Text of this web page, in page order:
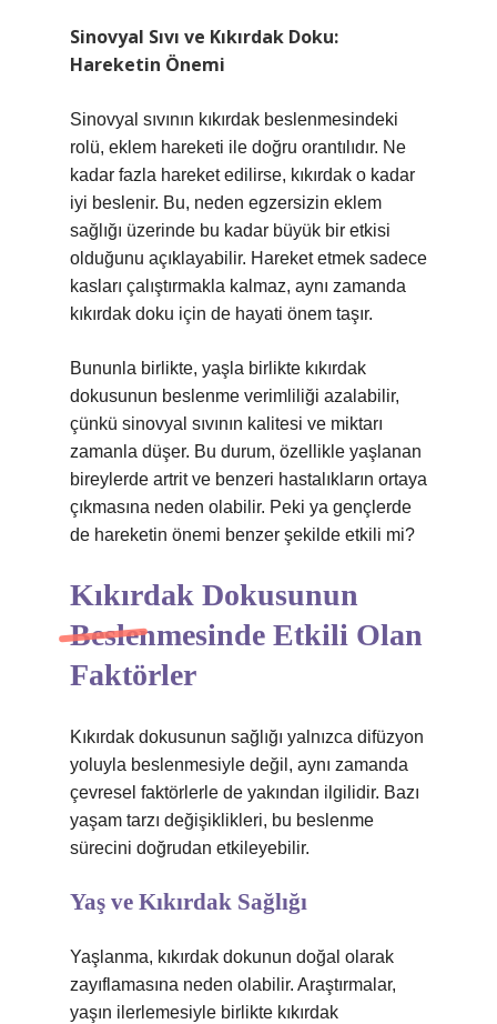
Sinovyal Sıvı ve Kıkırdak Doku:
Hareketin Önemi
Sinovyal sıvının kıkırdak beslenmesindeki
rolü, eklem hareketi ile doğru orantılıdır. Ne
kadar fazla hareket edilirse, kıkırdak o kadar
iyi beslenir. Bu, neden egzersizin eklem
sağlığı üzerinde bu kadar büyük bir etkisi
olduğunu açıklayabilir. Hareket etmek sadece
kasları çalıştırmakla kalmaz, aynı zamanda
kıkırdak doku için de hayati önem taşır.
Bununla birlikte, yaşla birlikte kıkırdak
dokusunun beslenme verimliliği azalabilir,
çünkü sinovyal sıvının kalitesi ve miktarı
zamanla düşer. Bu durum, özellikle yaşlanan
bireylerde artrit ve benzeri hastalıkların ortaya
çıkmasına neden olabilir. Peki ya gençlerde
de hareketin önemi benzer şekilde etkili mi?
Kıkırdak Dokusunun
Beslenmesinde Etkili Olan
Faktörler
Kıkırdak dokusunun sağlığı yalnızca difüzyon
yoluyla beslenmesiyle değil, aynı zamanda
çevresel faktörlerle de yakından ilgilidir. Bazı
yaşam tarzı değişiklikleri, bu beslenme
sürecini doğrudan etkileyebilir.
Yaş ve Kıkırdak Sağlığı
Yaşlanma, kıkırdak dokunun doğal olarak
zayıflamasına neden olabilir. Araştırmalar,
yaşın ilerlemesiyle birlikte kıkırdak